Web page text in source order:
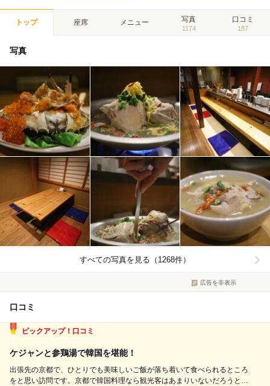
トップ 座席 メニュー 写真
1174
口コミ
187
写真
すべての写真を見る（1268件）
広告を非表示
口コミ
ピックアップ！口コミ
ケジャンと参鶏湯で韓国を堪能！
出張先の京都で、ひとりでも美味しいご飯が落ち着いて食べられるところ
をと思い訪問です。京都で韓国料理なら観光客はあまりいないだろうと計